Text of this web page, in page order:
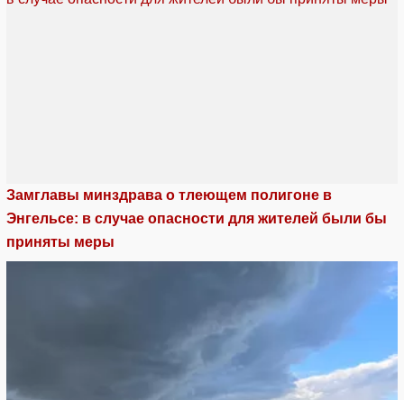
Замглавы минздрава о тлеющем полигоне в
Энгельсе: в случае опасности для жителей были бы
приняты меры